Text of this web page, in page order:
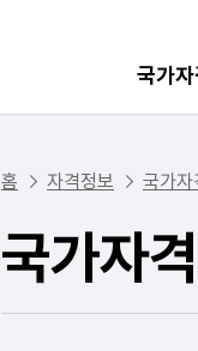
국가
홈 자격정보 국가자
국가자